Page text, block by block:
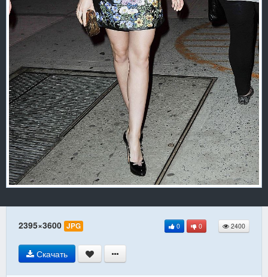
2395×3600 JPG 0 0 2400
Скачать